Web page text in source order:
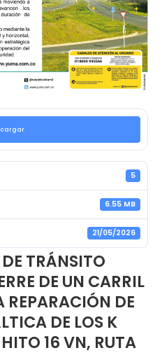
5
6.55 MB
21/05/2026
TRÁNSITO
DE UN CARRIL
REPARACIÓN DE
DE LOS K
16 VN, RUTA